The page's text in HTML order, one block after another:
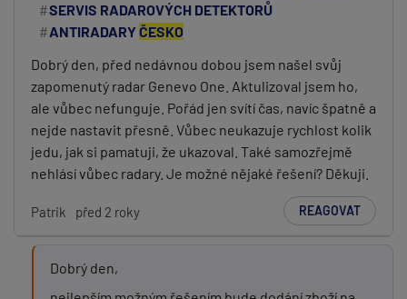
SERVIS RADAROVÝCH DETEKTORŮ
ANTIRADARYČESKO
Dobrý den, před nedávnou dobou jsem našel svůj
zapomenutý radar Genevo One. Aktulizoval jsem ho,
ale vůbec nefunguje. Pořád jen svítí čas, navíc špatně a
nejde nastavit přesně. Vůbec neukazuje rychlost kolik
jedu, jak si pamatuji, že ukazoval. Také samozřejmě
nehlásí vůbec radary. Je možné nějaké řešení? Děkuji.
Patrik před 2 roky REAGOVAT
Dobrý den,